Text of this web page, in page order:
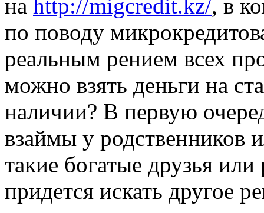
на http://migcredit.kz/, в
по поводу
реальным рением всех
можно взять деньги на
наличии? В первую
взаймы у родственников
такие богатые друзья
придется искать другое